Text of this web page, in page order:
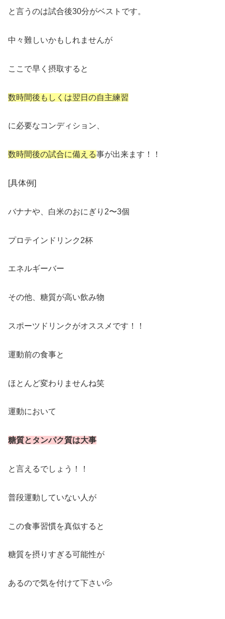
と言うのは試合後30分がベストです。
中々難しいかもしれませんが
ここで早く摂取すると
数時間後もしくは翌日の自主練習
に必要なコンディション、
数時間後の試合に備える事が出来ます！！
[具体例]
バナナや、白米のおにぎり2〜3個
プロテインドリンク2杯
エネルギーバー
その他、糖質が高い飲み物
スポーツドリンクがオススメです！！
運動前の食事と
ほとんど変わりませんね笑
運動において
糖質とタンパク質は大事
と言えるでしょう！！
普段運動していない人が
この食事習慣を真似すると
糖質を摂りすぎる可能性が
あるので気を付けて下さい💦